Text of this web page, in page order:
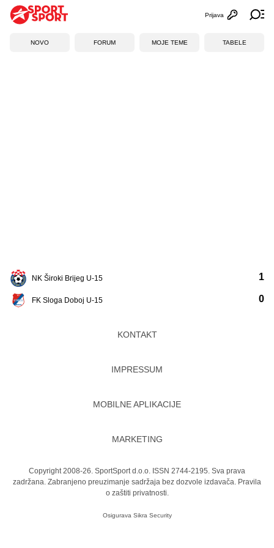
Otvori
Prijava
NOVO FORUM MOJE TEME TABELE
NK Široki Brijeg U-15
FK Sloga Doboj U-15
1
0
KONTAKT
IMPRESSUM
MOBILNE APLIKACIJE
MARKETING
Copyright 2008-26. SportSport d.o.o. ISSN 2744-2195. Sva prava
zadržana. Zabranjeno preuzimanje sadržaja bez dozvole izdavača. Pravila
o zaštiti privatnosti.
Osigurava Sikra Security